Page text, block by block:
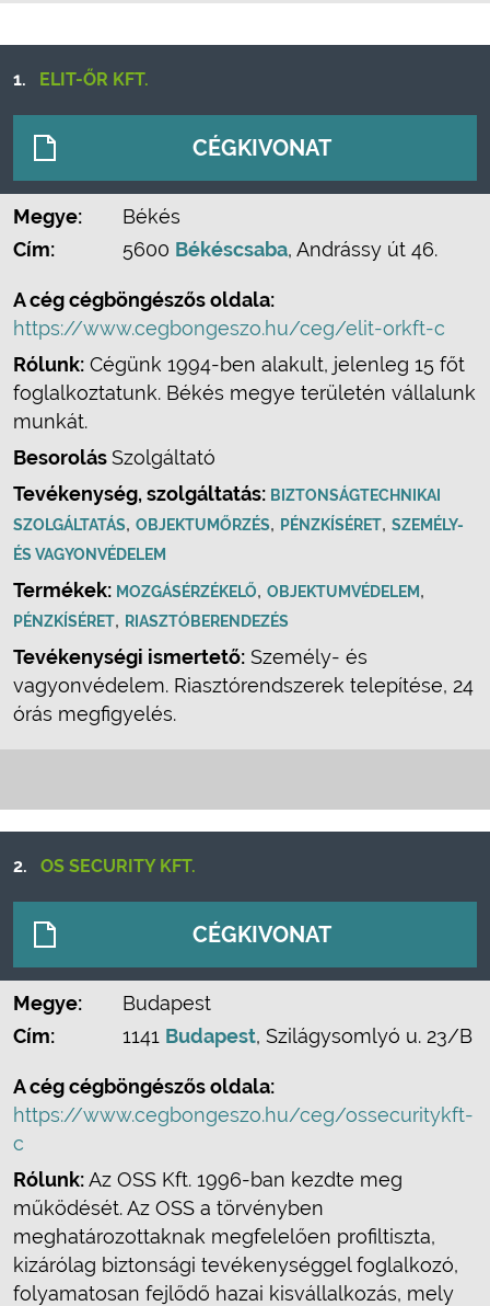
1. ELIT-ŐR KFT.
CÉGKIVONAT
Megye:
Békés
Cím:
5600 Békéscsaba, Andrássy út 46.
A cég cégböngészős oldala:
https://www.cegbongeszo.hu/ceg/elit-orkft-c
Rólunk: Cégünk 1994-ben alakult, jelenleg 15 főt
foglalkoztatunk. Békés megye területén vállalunk
munkát.
BesorolásSzolgáltató
Tevékenység, szolgáltatás: BIZTONSÁGTECHNIKAI
SZOLGÁLTATÁS, OBJEKTUMŐRZÉS, PÉNZKÍSÉRET, SZEMÉLY-
ÉS VAGYONVÉDELEM
Termékek: MOZGÁSÉRZÉKELŐ, OBJEKTUMVÉDELEM,
PÉNZKÍSÉRET, RIASZTÓBERENDEZÉS
Tevékenységi ismertető: Személy- és
vagyonvédelem. Riasztórendszerek telepítése, 24
órás megfigyelés.
2. OS SECURITY KFT.
CÉGKIVONAT
Megye:
Budapest
Cím:
1141 Budapest, Szilágysomlyó u. 23/B
A cég cégböngészős oldala:
https://www.cegbongeszo.hu/ceg/ossecuritykft-
c
Rólunk:Az OSS Kft. 1996-ban kezdte meg
működését. Az OSS a törvényben
meghatározottaknak megfelelően profiltiszta,
kizárólag biztonsági tevékenységgel foglalkozó,
folyamatosan fejlődő hazai kisvállalkozás, mely